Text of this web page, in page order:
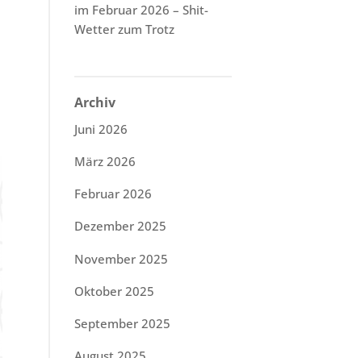
im Februar 2026 – Shit-
Wetter zum Trotz
Archiv
Juni 2026
März 2026
Februar 2026
Dezember 2025
November 2025
Oktober 2025
September 2025